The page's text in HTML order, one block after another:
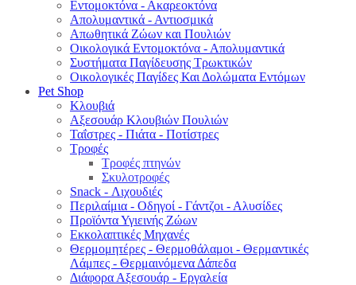
Εντομοκτόνα - Ακαρεοκτόνα
Απολυμαντικά - Αντιοσμικά
Απωθητικά Ζώων και Πουλιών
Οικολογικά Εντομοκτόνα - Απολυμαντικά
Συστήματα Παγίδευσης Τρωκτικών
Οικολογικές Παγίδες Και Δολώματα Εντόμων
Pet Shop
Κλουβιά
Αξεσουάρ Κλουβιών Πουλιών
Ταΐστρες - Πιάτα - Ποτίστρες
Τροφές
Τροφές πτηνών
Σκυλοτροφές
Snack - Λιχουδιές
Περιλαίμια - Οδηγοί - Γάντζοι - Αλυσίδες
Προϊόντα Υγιεινής Ζώων
Εκκολαπτικές Μηχανές
Θερμομητέρες - Θερμοθάλαμοι - Θερμαντικές
Λάμπες - Θερμαινόμενα Δάπεδα
Διάφορα Αξεσουάρ - Εργαλεία